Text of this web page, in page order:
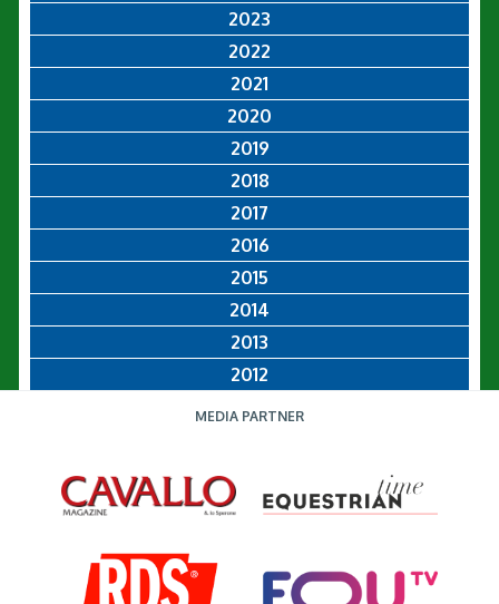
2023
2022
2021
2020
2019
2018
2017
2016
2015
2014
2013
2012
MEDIA PARTNER